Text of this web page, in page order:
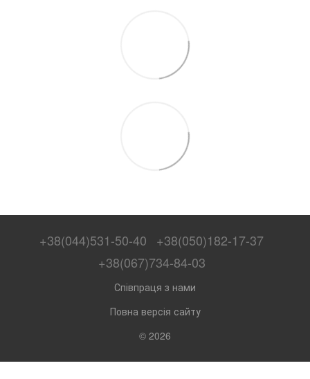
+38(044)531-50-40
+38(050)182-17-37
+38(067)734-84-03
Співпраця з нами
Повна версія сайту
© 2026